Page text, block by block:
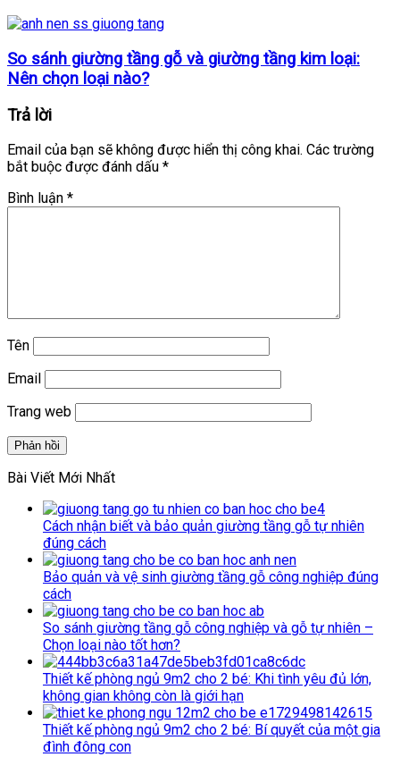
So sánh giường tầng gỗ và giường tầng kim loại:
Nên chọn loại nào?
Trả lời
Email của bạn sẽ không được hiển thị công khai. Các trường
bắt buộc được đánh dấu *
Bình luận *
Tên
Email
Trang web
Bài Viết Mới Nhất
Cách nhận biết và bảo quản giường tầng gỗ tự nhiên
đúng cách
Bảo quản và vệ sinh giường tầng gỗ công nghiệp đúng
cách
So sánh giường tầng gỗ công nghiệp và gỗ tự nhiên –
Chọn loại nào tốt hơn?
Thiết kế phòng ngủ 9m2 cho 2 bé: Khi tình yêu đủ lớn,
không gian không còn là giới hạn
Thiết kế phòng ngủ 9m2 cho 2 bé: Bí quyết của một gia
đình đông con